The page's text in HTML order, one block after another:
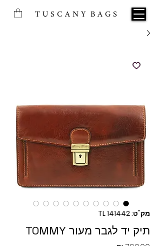
T U S C A N Y B A G S
מק"ט: TL 141442
תיק יד לגבר מעור TOMMY